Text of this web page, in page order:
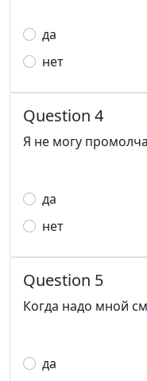
да
нет
Question 4
Я не могу
да
нет
Question 5
Когда надо мной
да